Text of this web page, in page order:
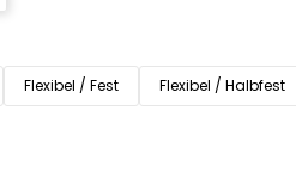
Flexibel / Fest Flexibel / Halbfest